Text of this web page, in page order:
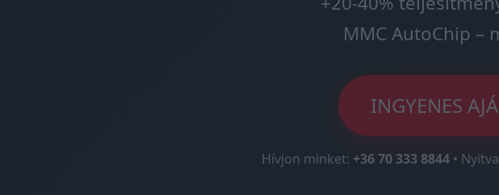
MMC AutoChip
INGYENES
Hívjon minket: +36 70 333 8844•